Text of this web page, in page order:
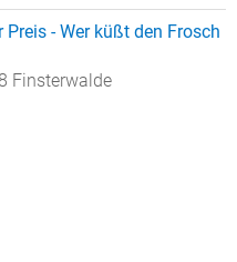
Preis - Wer küßt den Frosch
Finsterwalde